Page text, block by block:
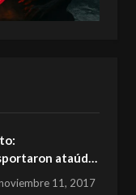
ataúd
Metro
11, 2017